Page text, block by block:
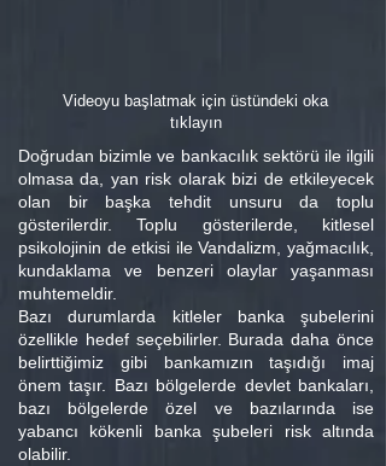
Videoyu başlatmak için üstündeki oka
tıklayın
Doğrudan bizimle ve bankacılık sektörü ile ilgili
olmasa da, yan risk olarak bizi de etkileyecek
olan bir başka tehdit unsuru da toplu
gösterilerdir. Toplu gösterilerde, kitlesel
psikolojinin de etkisi ile Vandalizm, yağmacılık,
kundaklama ve benzeri olaylar yaşanması
muhtemeldir.
Bazı durumlarda kitleler banka şubelerini
özellikle hedef seçebilirler. Burada daha önce
belirttiğimiz gibi bankamızın taşıdığı imaj
önem taşır. Bazı bölgelerde devlet bankaları,
bazı bölgelerde özel ve bazılarında ise
yabancı kökenli banka şubeleri risk altında
olabilir.